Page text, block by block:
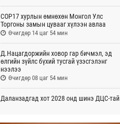
COP17 хурлын өмнөхөн Монгол Улс
Торгоны замын цувааг хүлээн авлаа
Өчигдөр 14 цаг 54 мин
Д.Нацагдоржийн ховор гар бичмэл, эд
өлгийн зүйлс бүхий тусгай үзэсгэлэнг
нээлээ
Өчигдөр 08 цаг 54 мин
Даланзадгад хот 2028 онд шинэ ДЦС-тай